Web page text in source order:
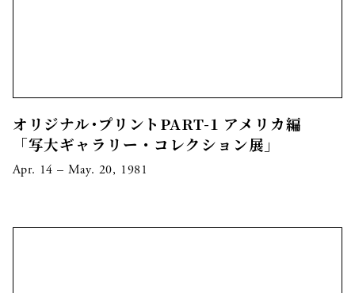
オリジナル･プリントPART-1 アメリカ編
「写大ギャラリー・コレクション展」
Apr. 14 – May. 20, 1981